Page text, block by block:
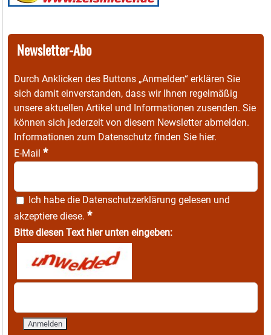
Newsletter-Abo
Durch Anklicken des Buttons „Anmelden“ erklären Sie
sich damit einverstanden, dass wir Ihnen regelmäßig
unsere aktuellen Artikel und Informationen zusenden. Sie
können sich jederzeit von diesem Newsletter abmelden.
Informationen zum Datenschutz finden Sie hier.
E-Mail *
Ich habe die Datenschutzerklärung gelesen und
akzeptiere diese. *
Bitte diesen Text hier unten eingeben: